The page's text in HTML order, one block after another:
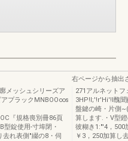
メッシュシリーズア
アプラックMNBOO∞s
『規格喪別冊86頁
錠使用-寸埠閉・
去れ表側"綴の8・伺
右ページから抽出
271アルネット
3HP!I;'!r'Hi'!l醜聞
盤鍵の崎・片側
算します.・V型
彼糊き1:"'4，500
￥3，250加算し